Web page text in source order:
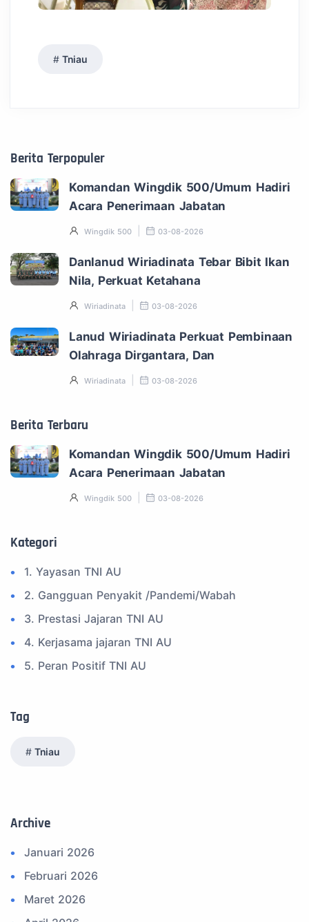
Tniau
Berita Terpopuler
Komandan Wingdik 500/Umum Hadiri
Acara Penerimaan Jabatan
Wingdik 500 03-08-2026
Danlanud Wiriadinata Tebar Bibit Ikan
Nila, Perkuat Ketahana
Wiriadinata 03-08-2026
Lanud Wiriadinata Perkuat Pembinaan
Olahraga Dirgantara, Dan
Wiriadinata 03-08-2026
Berita Terbaru
Komandan Wingdik 500/Umum Hadiri
Acara Penerimaan Jabatan
Wingdik 500 03-08-2026
Kategori
1. Yayasan TNI AU
2. Gangguan Penyakit /Pandemi/Wabah
3. Prestasi Jajaran TNI AU
4. Kerjasama jajaran TNI AU
5. Peran Positif TNI AU
7. Spam Bukan Berita TNI
9. Tni au
12. Federasi Aero Sport Indonesia
13. Satuan Karya Dirgantara - Pramuka
14. Komite Olahraga Militer Indonesia (komi)
15. Upacara
Tag
Tniau
Archive
Januari 2026
Februari 2026
Maret 2026